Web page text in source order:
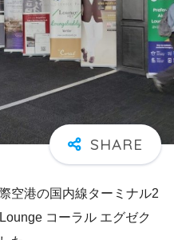
空港の国内線ターミナル2
コーラル エグゼク